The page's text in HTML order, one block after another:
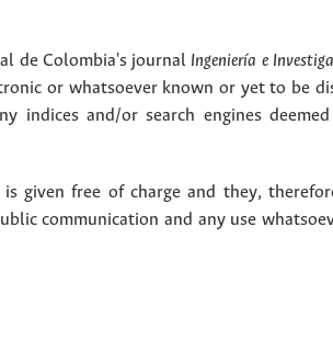
de Colombia's journal Ingeniería e
or whatsoever known or yet to be
indices and/or search engines
free of charge and they,
communication and any use